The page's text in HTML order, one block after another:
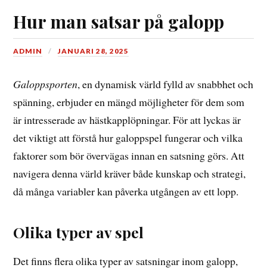
Hur man satsar på galopp
ADMIN JANUARI 28, 2025
Galoppsporten, en dynamisk värld fylld av snabbhet och
spänning, erbjuder en mängd möjligheter för dem som
är intresserade av hästkapplöpningar. För att lyckas är
det viktigt att förstå hur galoppspel fungerar och vilka
faktorer som bör övervägas innan en satsning görs. Att
navigera denna värld kräver både kunskap och strategi,
då många variabler kan påverka utgången av ett lopp.
Olika typer av spel
Det finns flera olika typer av satsningar inom galopp,